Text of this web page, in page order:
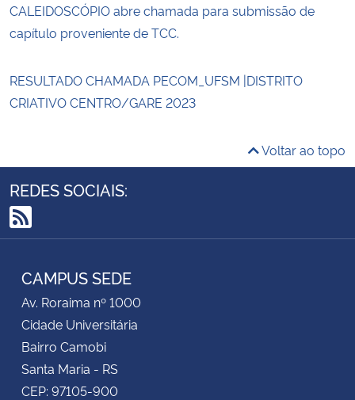
CALEIDOSCÓPIO abre chamada para submissão de
capítulo proveniente de TCC.
RESULTADO CHAMADA PECOM_UFSM |DISTRITO
CRIATIVO CENTRO/GARE 2023
Voltar ao topo
REDES SOCIAIS:
RSS
CAMPUS SEDE
Av. Roraima nº 1000
Cidade Universitária
Bairro Camobi
Santa Maria - RS
CEP: 97105-900